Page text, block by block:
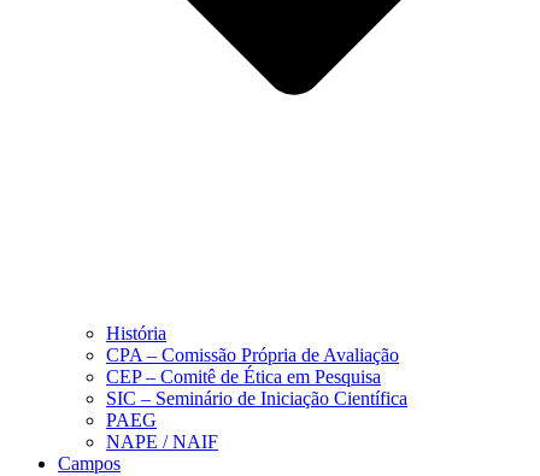
História
CPA – Comissão Própria de Avaliação
CEP – Comitê de Ética em Pesquisa
SIC – Seminário de Iniciação Científica
PAEG
NAPE / NAIF
Campos